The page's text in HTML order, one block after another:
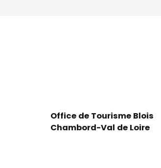
Office de Tourisme Blois
Chambord-Val de Loire